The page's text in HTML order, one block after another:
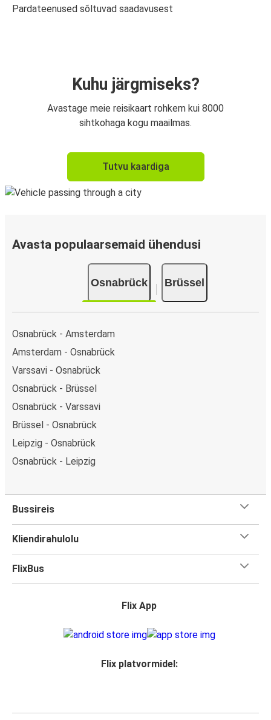
Pardateenused sõltuvad saadavusest
Kuhu järgmiseks?
Avastage meie reisikaart rohkem kui 8000
sihtkohaga kogu maailmas.
Tutvu kaardiga
Avasta populaarsemaid ühendusi
Osnabrück Brüssel
Osnabrück - Amsterdam
Amsterdam - Osnabrück
Varssavi - Osnabrück
Osnabrück - Brüssel
Osnabrück - Varssavi
Brüssel - Osnabrück
Leipzig - Osnabrück
Osnabrück - Leipzig
Bussireis
Kliendirahulolu
FlixBus
Flix App
Flix platvormidel: